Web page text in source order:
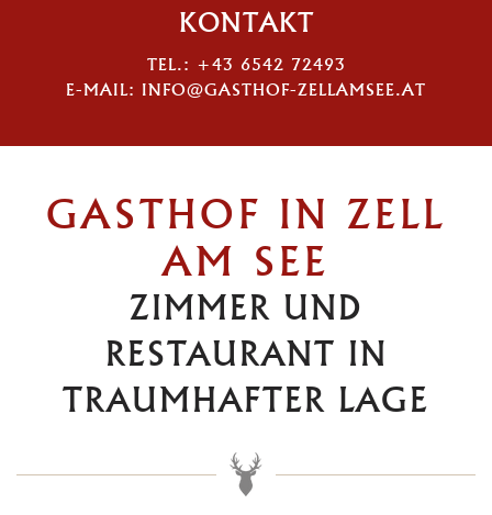
KONTAKT
TEL.: +43 6542 72493
E-MAIL: INFO@GASTHOF-ZELLAMSEE.AT
GASTHOF IN ZELL
AM SEE
ZIMMER UND
RESTAURANT IN
TRAUMHAFTER LAGE